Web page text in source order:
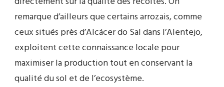
remarque d’ailleurs que certains arrozais, comme
ceux situés près d’Alcácer do Sal dans l’Alentejo,
exploitent cette connaissance locale pour
maximiser la production tout en conservant la
qualité du sol et de l’ecosystème.